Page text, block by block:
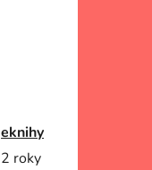
eknihy
2 roky